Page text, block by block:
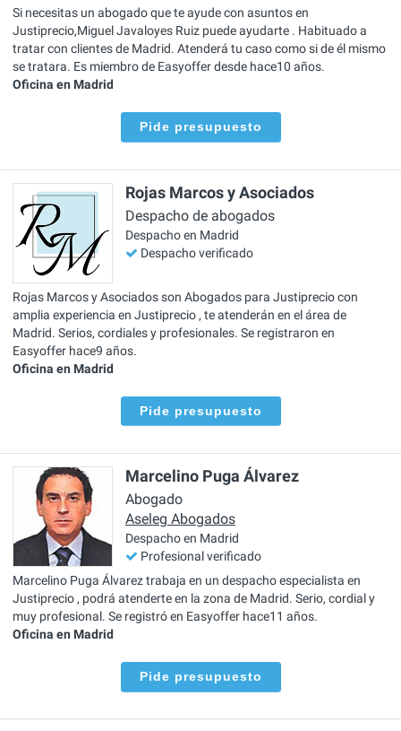
Si necesitas un abogado que te ayude con asuntos en
Justiprecio,Miguel Javaloyes Ruiz puede ayudarte . Habituado a
tratar con clientes de Madrid. Atenderá tu caso como si de él mismo
se tratara. Es miembro de Easyoffer desde hace10 años.
Oficina en Madrid
Pide presupuesto
Rojas Marcos y Asociados
Despacho de abogados
Despacho en Madrid
Despacho verificado
Rojas Marcos y Asociados son Abogados para Justiprecio con
amplia experiencia en Justiprecio , te atenderán en el área de
Madrid. Serios, cordiales y profesionales. Se registraron en
Easyoffer hace9 años.
Oficina en Madrid
Pide presupuesto
Marcelino Puga Álvarez
Abogado
Aseleg Abogados
Despacho en Madrid
Profesional verificado
Marcelino Puga Álvarez trabaja en un despacho especialista en
Justiprecio , podrá atenderte en la zona de Madrid. Serio, cordial y
muy profesional. Se registró en Easyoffer hace11 años.
Oficina en Madrid
Pide presupuesto